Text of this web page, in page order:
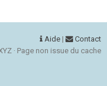
Aide |
Contact
· Page non issue du cache